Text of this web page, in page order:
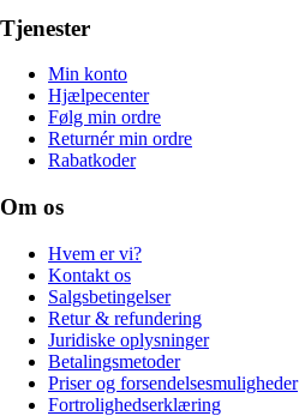
Tjenester
Min konto
Hjælpecenter
Følg min ordre
Returnér min ordre
Rabatkoder
Om os
Hvem er vi?
Kontakt os
Salgsbetingelser
Retur & refundering
Juridiske oplysninger
Betalingsmetoder
Priser og forsendelsesmuligheder
Fortrolighedserklæring